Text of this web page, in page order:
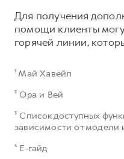
Для получения
помощи клиенты
горячей линии,
¹ Май Хавейл
² Ора и Вей
³ Список доступных
зависимости от модели
⁴ Е-гайд